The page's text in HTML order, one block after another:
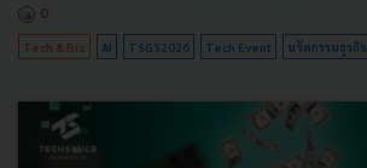
0
Tech & Biz AI TSGS2026 Tech Event นวัตกรรมธุรกิจ